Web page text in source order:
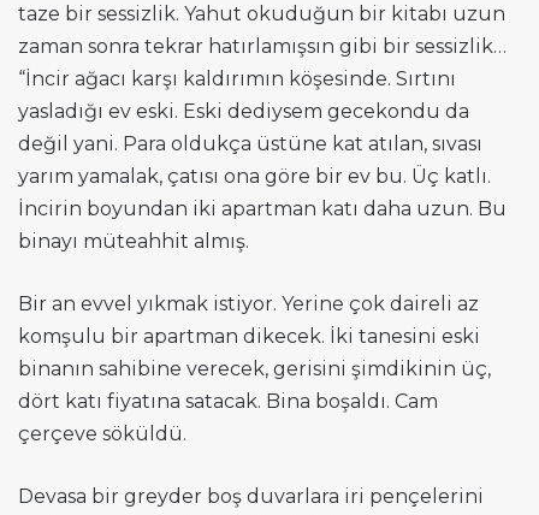
taze bir sessizlik. Yahut okuduğun bir kitabı uzun
zaman sonra tekrar hatırlamışsın gibi bir sessizlik…
“İncir ağacı karşı kaldırımın köşesinde. Sırtını
yasladığı ev eski. Eski dediysem gecekondu da
değil yani. Para oldukça üstüne kat atılan, sıvası
yarım yamalak, çatısı ona göre bir ev bu. Üç katlı.
İncirin boyundan iki apartman katı daha uzun. Bu
binayı müteahhit almış.
Bir an evvel yıkmak istiyor. Yerine çok daireli az
komşulu bir apartman dikecek. İki tanesini eski
binanın sahibine verecek, gerisini şimdikinin üç,
dört katı fiyatına satacak. Bina boşaldı. Cam
çerçeve söküldü.
Devasa bir greyder boş duvarlara iri pençelerini